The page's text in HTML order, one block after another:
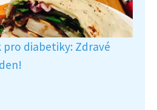
diabetiky: Zdravé